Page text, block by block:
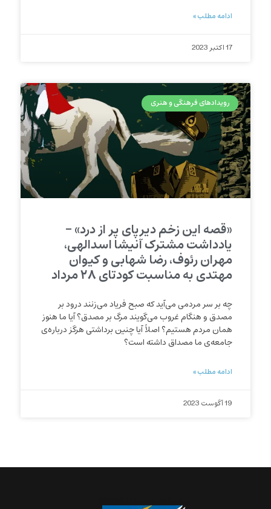
ادامه مطلب »
17 اکتبر 2023
رویدادهای فرهنگی و هنری
«قصه این زخم دیرپای پر از درد» –
یادداشت مشترک آنیشا اسدالهی،
مهران رئوف، رضا شهابی و کیوان
مهتدی به مناسبت کودتای ۲۸ مرداد
چه بر سر مردمی می‌آید که صبح فریاد می‌زنند درود بر
مصدق و هنگام غروب می‌گویند مرگ بر مصدق؟ آیا ما هنوز
همان مردم هستیم؟ اصلاً آیا چنین برداشتی هرگز درباره‌ی
جامعه‌ی ما مصداق داشته است؟
ادامه مطلب »
19 آگوست 2023